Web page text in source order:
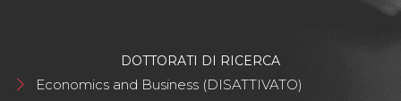
DOTTORATI DI RICERCA
Economics and Business (DISATTIVATO)